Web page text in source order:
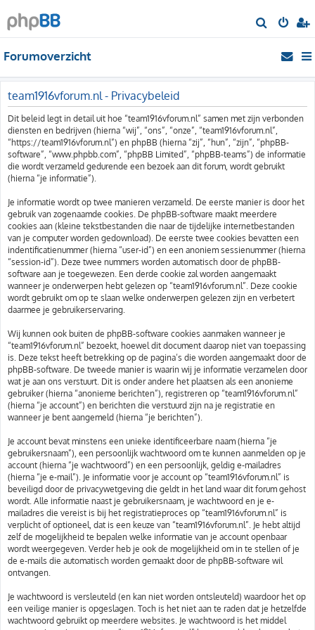
o
Forumoverzicht
team1916vforum.nl - Privacybeleid
Dit beleid legt in detail uit hoe “team1916vforum.nl” samen met zijn verbonden
diensten en bedrijven (hierna “wij”, “ons”, “onze”, “team1916vforum.nl”,
“https://team1916vforum.nl”) en phpBB (hierna “zij”, “hun”, “zijn”, “phpBB-
software”, “www.phpbb.com”, “phpBB Limited”, “phpBB-teams”) de informatie
die wordt verzameld gedurende een bezoek aan dit forum, wordt gebruikt
(hierna “je informatie”).
Je informatie wordt op twee manieren verzameld. De eerste manier is door het
gebruik van zogenaamde cookies. De phpBB-software maakt meerdere
cookies aan (kleine tekstbestanden die naar de tijdelijke internetbestanden
van je computer worden gedownload). De eerste twee cookies bevatten een
indentificatienummer (hierna “user-id”) en een anoniem sessienummer (hierna
“session-id”). Deze twee nummers worden automatisch door de phpBB-
software aan je toegewezen. Een derde cookie zal worden aangemaakt
wanneer je onderwerpen hebt gelezen op “team1916vforum.nl”. Deze cookie
wordt gebruikt om op te slaan welke onderwerpen gelezen zijn en verbetert
daarmee je gebruikerservaring.
Wij kunnen ook buiten de phpBB-software cookies aanmaken wanneer je
“team1916vforum.nl” bezoekt, hoewel dit document daarop niet van toepassing
is. Deze tekst heeft betrekking op de pagina’s die worden aangemaakt door de
phpBB-software. De tweede manier is waarin wij je informatie verzamelen door
wat je aan ons verstuurt. Dit is onder andere het plaatsen als een anonieme
gebruiker (hierna “anonieme berichten”), registreren op “team1916vforum.nl”
(hierna “je account”) en berichten die verstuurd zijn na je registratie en
wanneer je bent aangemeld (hierna “je berichten”).
Je account bevat minstens een unieke identificeerbare naam (hierna “je
gebruikersnaam”), een persoonlijk wachtwoord om te kunnen aanmelden op je
account (hierna “je wachtwoord”) en een persoonlijk, geldig e-mailadres
(hierna “je e-mail”). Je informatie voor je account op “team1916vforum.nl” is
beveiligd door de privacywetgeving die geldt in het land waar dit forum gehost
wordt. Alle informatie naast je gebruikersnaam, je wachtwoord en je e-
mailadres die vereist is bij het registratieproces op “team1916vforum.nl” is
verplicht of optioneel, dat is een keuze van “team1916vforum.nl”. Je hebt altijd
zelf de mogelijkheid te bepalen welke informatie van je account openbaar
wordt weergegeven. Verder heb je ook de mogelijkheid om in te stellen of je
de e-mails die automatisch worden gemaakt door de phpBB-software wil
ontvangen.
Je wachtwoord is versleuteld (en kan niet worden ontsleuteld) waardoor het op
een veilige manier is opgeslagen. Toch is het niet aan te raden dat je hetzelfde
wachtwoord gebruikt op meerdere websites. Je wachtwoord is het middel